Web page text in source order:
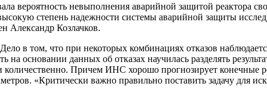
вероятность невыполнения аварийной защитой реактора
степень надежности системы аварийной защиты
Александр Козлачков.
в том, что при некоторых комбинациях отказов
на основании данных об отказах научилась разделять
количественно. Причем ИНС хорошо прогнозирует
«Критически важно правильно поставить задачу для